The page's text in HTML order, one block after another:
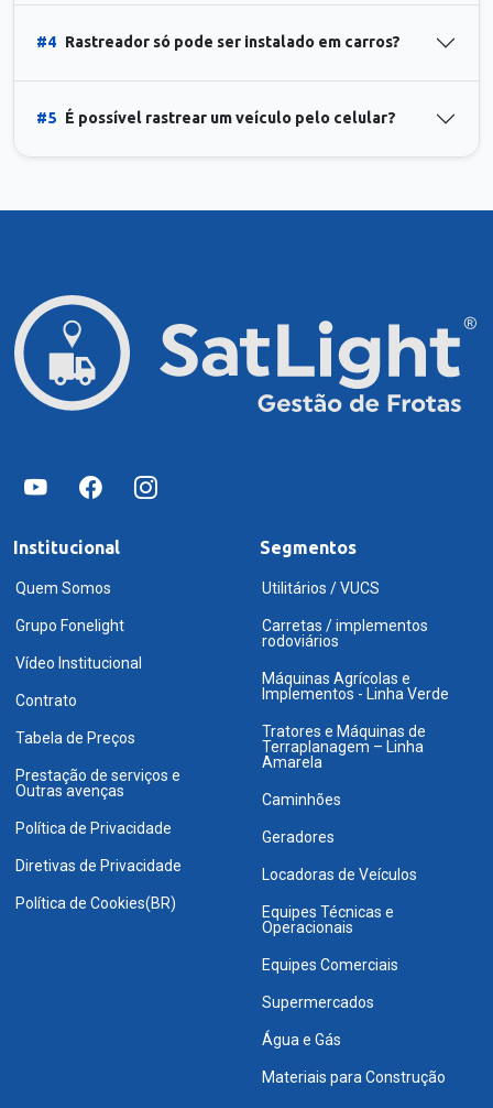
#4 Rastreador só pode ser instalado em carros?
#5 É possível rastrear um veículo pelo celular?
Institucional
Quem Somos
Grupo Fonelight
Vídeo Institucional
Contrato
Tabela de Preços
Prestação de serviços e
Outras avenças
Política de Privacidade
Diretivas de Privacidade
Política de Cookies(BR)
Segmentos
Utilitários / VUCS
Carretas / implementos
rodoviários
Máquinas Agrícolas e
Implementos - Linha Verde
Tratores e Máquinas de
Terraplanagem – Linha
Amarela
Caminhões
Geradores
Locadoras de Veículos
Equipes Técnicas e
Operacionais
Equipes Comerciais
Supermercados
Água e Gás
Materiais para Construção